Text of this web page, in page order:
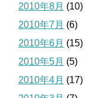
2010年8月 (10)
2010年7月 (6)
2010年6月 (15)
2010年5月 (5)
2010年4月 (17)